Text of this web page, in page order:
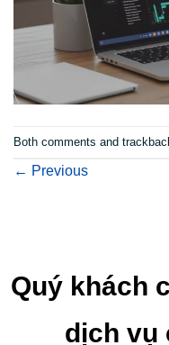
Both comments and
← Previous
Quý khách
dịch vụ